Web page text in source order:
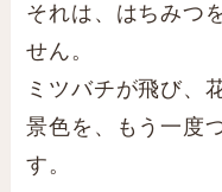
それは、はちみつ
せん。
ミツバチが飛び、
景色を、もう一度
す。